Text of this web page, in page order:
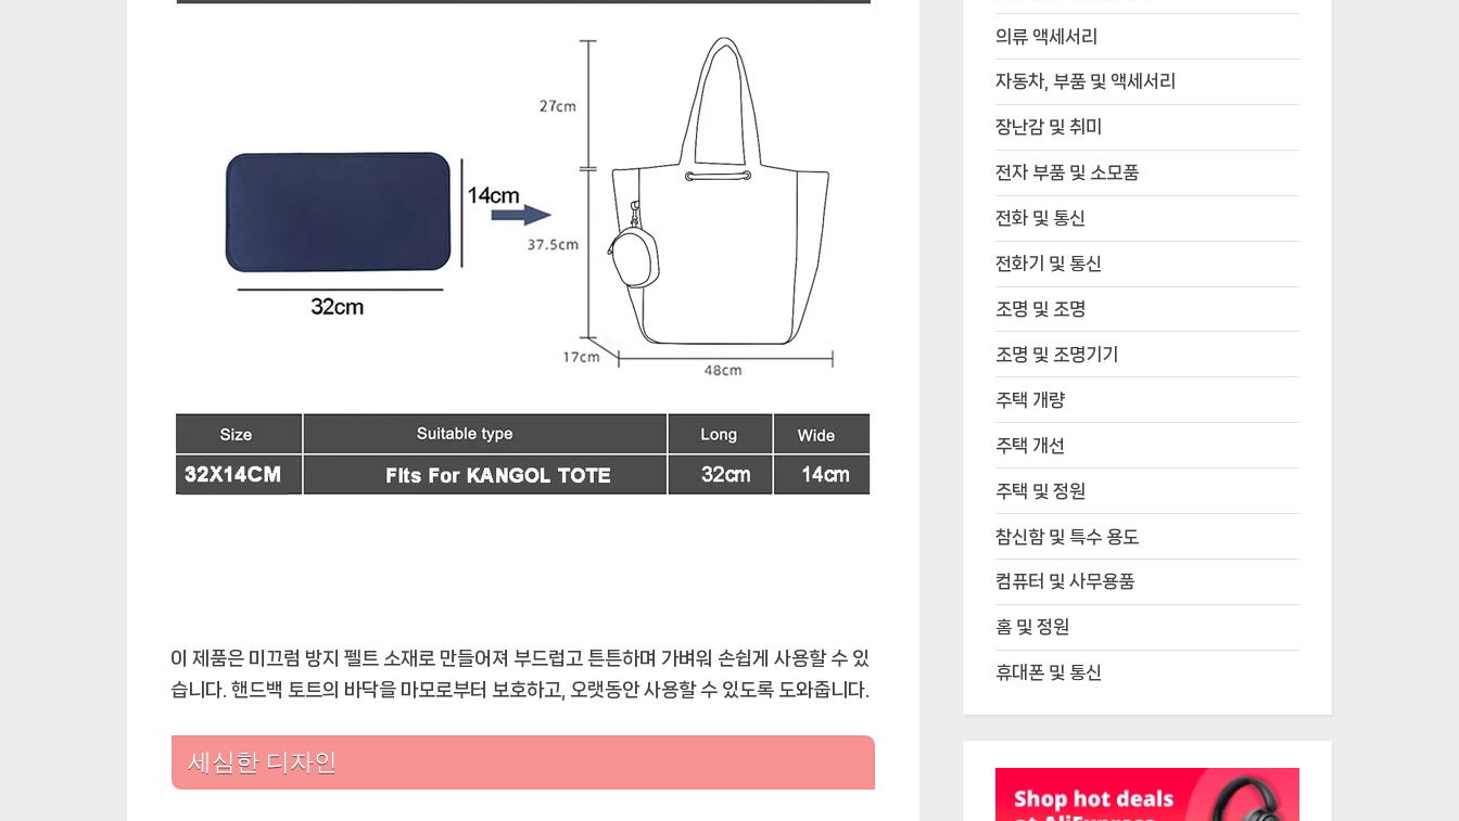
이 제품은 미끄럼 방지 펠트 소재로 만들어져 부드럽고 튼튼하며 가벼워 손쉽게 사용할 수 있
습니다. 핸드백 토트의 바닥을 마모로부터 보호하고, 오랫동안 사용할 수 있도록 도와줍니다.
세심한 디자인
의류 액세서리
자동차, 부품 및 액세서리
장난감 및 취미
전자 부품 및 소모품
전화 및 통신
전화기 및 통신
조명 및 조명
조명 및 조명기기
주택 개량
주택 개선
주택 및 정원
참신함 및 특수 용도
컴퓨터 및 사무용품
홈 및 정원
휴대폰 및 통신